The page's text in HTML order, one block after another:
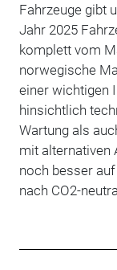
Fahrzeuge gibt
Jahr 2025
komplett vom
norwegische
einer wichtigen
hinsichtlich
Wartung als
mit alternativen
noch besser
nach CO2-